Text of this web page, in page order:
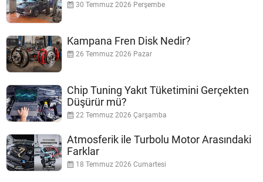
30 Temmuz 2026 Perşembe
Kampana Fren Disk Nedir?
26 Temmuz 2026 Pazar
Chip Tuning Yakıt Tüketimini Gerçekten
Düşürür mü?
22 Temmuz 2026 Çarşamba
Atmosferik ile Turbolu Motor Arasındaki
Farklar
18 Temmuz 2026 Cumartesi